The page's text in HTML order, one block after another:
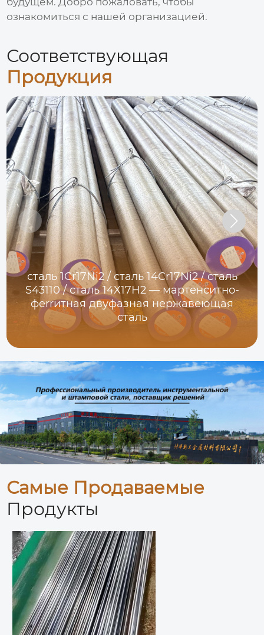
ознакомиться с нашей организацией.
Соответствующая
Продукция
сталь 1Cr17Ni2 / сталь 14Cr17Ni2 / сталь
S43110 / сталь 14X17H2 — мартенситно-
фerrитная двуфазная нержавеющая
сталь
Самые Продаваемые
Продукты